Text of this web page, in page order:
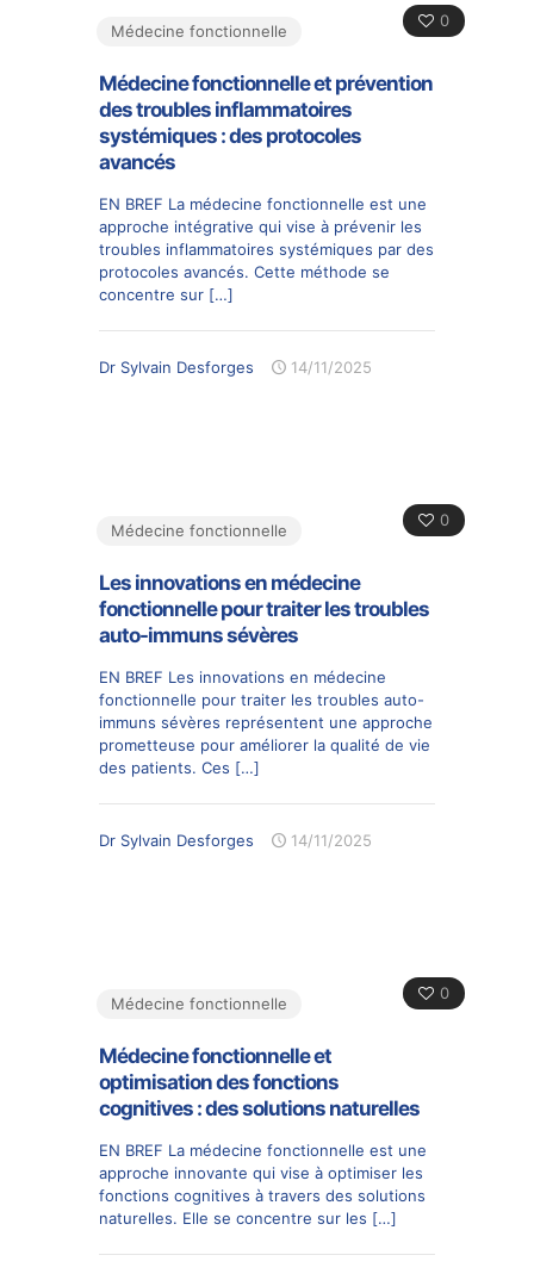
0
Médecine fonctionnelle
Médecine fonctionnelle et prévention
des troubles inflammatoires
systémiques : des protocoles
avancés
EN BREF La médecine fonctionnelle est une
approche intégrative qui vise à prévenir les
troubles inflammatoires systémiques par des
protocoles avancés. Cette méthode se
concentre sur […]
Dr Sylvain Desforges 14/11/2025
0
Médecine fonctionnelle
Les innovations en médecine
fonctionnelle pour traiter les troubles
auto-immuns sévères
EN BREF Les innovations en médecine
fonctionnelle pour traiter les troubles auto-
immuns sévères représentent une approche
prometteuse pour améliorer la qualité de vie
des patients. Ces […]
Dr Sylvain Desforges 14/11/2025
0
Médecine fonctionnelle
Médecine fonctionnelle et
optimisation des fonctions
cognitives : des solutions naturelles
EN BREF La médecine fonctionnelle est une
approche innovante qui vise à optimiser les
fonctions cognitives à travers des solutions
naturelles. Elle se concentre sur les […]